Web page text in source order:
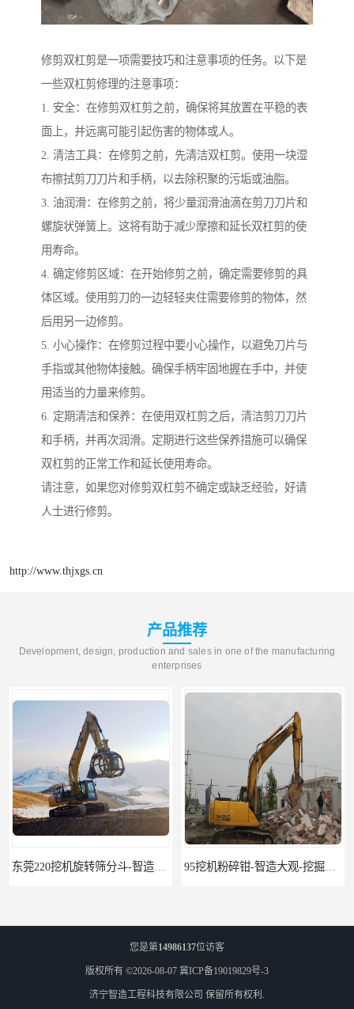
修剪双杠剪是一项需要技巧和注意事项的任务。以下是
一些双杠剪修理的注意事项：
1. 安全：在修剪双杠剪之前，确保将其放置在平稳的表
面上，并远离可能引起伤害的物体或人。
2. 清洁工具：在修剪之前，先清洁双杠剪。使用一块湿
布擦拭剪刀刀片和手柄，以去除积聚的污垢或油脂。
3. 油润滑：在修剪之前，将少量润滑油滴在剪刀刀片和
螺旋状弹簧上。这将有助于减少摩擦和延长双杠剪的使
用寿命。
4. 确定修剪区域：在开始修剪之前，确定需要修剪的具
体区域。使用剪刀的一边轻轻夹住需要修剪的物体，然
后用另一边修剪。
5. 小心操作：在修剪过程中要小心操作，以避免刀片与
手指或其他物体接触。确保手柄牢固地握在手中，并使
用适当的力量来修剪。
6. 定期清洁和保养：在使用双杠剪之后，清洁剪刀刀片
和手柄，并再次润滑。定期进行这些保养措施可以确保
双杠剪的正常工作和延长使用寿命。
请注意，如果您对修剪双杠剪不确定或缺乏经验，好请
人士进行修剪。
http://www.thjxgs.cn
产品推荐
Development, design, production and sales in one of the manufacturing
enterprises
您是第14986137位访客
版权所有 ©2026-08-07 冀ICP备19019829号-3
济宁智造工程科技有限公司 保留所有权利.